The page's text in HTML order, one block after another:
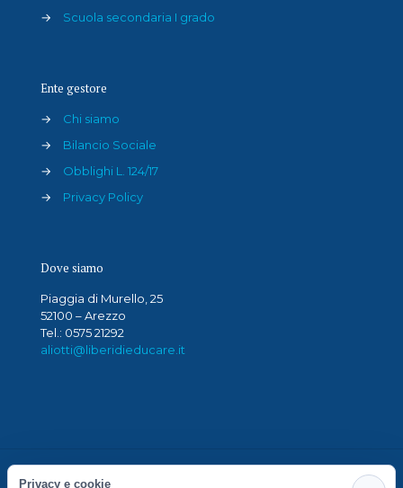
→
Scuola secondaria I grado
Ente gestore
→
Chi siamo
→
Bilancio Sociale
→
Obblighi L. 124/17
→
Privacy Policy
Dove siamo
Piaggia di Murello, 25
52100 – Arezzo
Tel.: 0575 21292
aliotti@liberidieducare.it
Privacy e cookie